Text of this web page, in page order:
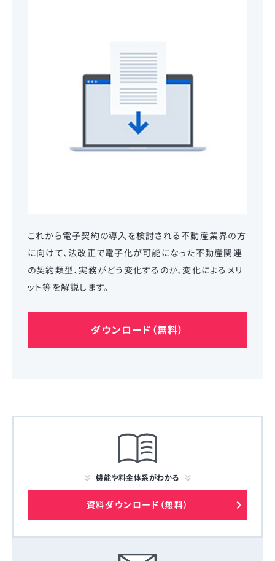
これから電子契約の導入を検討される不動産業界の方
に向けて、法改正で電子化が可能になった不動産関連
の契約類型、実務がどう変化するのか、変化によるメリ
ット等を解説します。
ダウンロード（無料）
機能や料金体系がわかる
資料ダウンロード（無料）